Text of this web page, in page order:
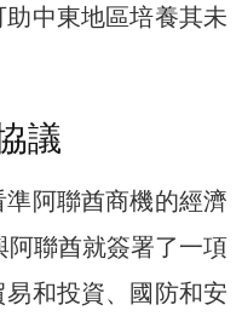
中東地區培養其未
議
阿聯酋商機的經濟
聯酋就簽署了一項
和投資、國防和安